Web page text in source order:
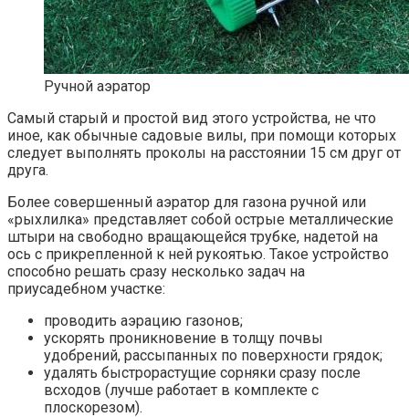
Ручной аэратор
Самый старый и простой вид этого устройства, не что
иное, как обычные садовые вилы, при помощи которых
следует выполнять проколы на расстоянии 15 см друг от
друга.
Более совершенный аэратор для газона ручной или
«рыхлилка» представляет собой острые металлические
штыри на свободно вращающейся трубке, надетой на
ось с прикрепленной к ней рукоятью. Такое устройство
способно решать сразу несколько задач на
приусадебном участке:
проводить аэрацию газонов;
ускорять проникновение в толщу почвы
удобрений, рассыпанных по поверхности грядок;
удалять быстрорастущие сорняки сразу после
всходов (лучше работает в комплекте с
плоскорезом).